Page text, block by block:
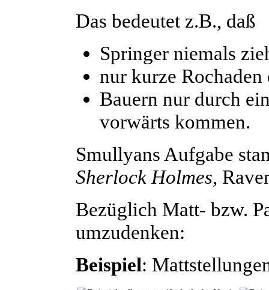
Das bedeutet z.B., daß
Springer niemals
nur kurze
Bauern nur durch
vorwärts kommen.
Smullyans Aufgabe
Sherlock Holmes,
Bezüglich Matt- bzw.
umzudenken:
Beispiel: